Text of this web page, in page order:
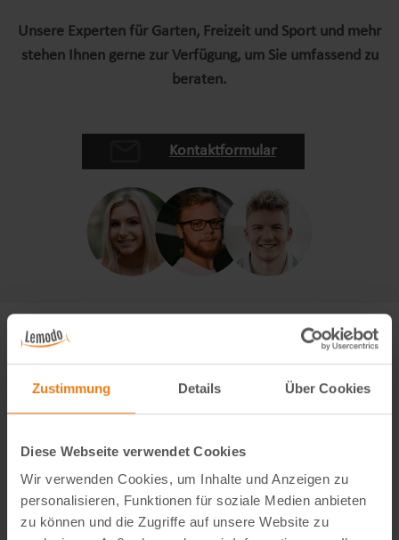
Zustimmung Details Über Cookies
Diese Webseite verwendet Cookies
Wir verwenden Cookies, um Inhalte und Anzeigen zu
personalisieren, Funktionen für soziale Medien anbieten
zu können und die Zugriffe auf unsere Website zu
Unsere Experten für Garten, Freizeit und Sport und mehr
stehen Ihnen gerne zur Verfügung, um Sie umfassend zu
beraten.
Kontaktformular